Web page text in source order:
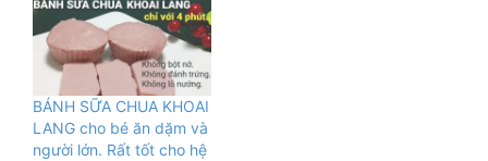
BÁNH SỮA CHUA KHOAI
LANG cho bé ăn dặm và
người lớn. Rất tốt cho hệ